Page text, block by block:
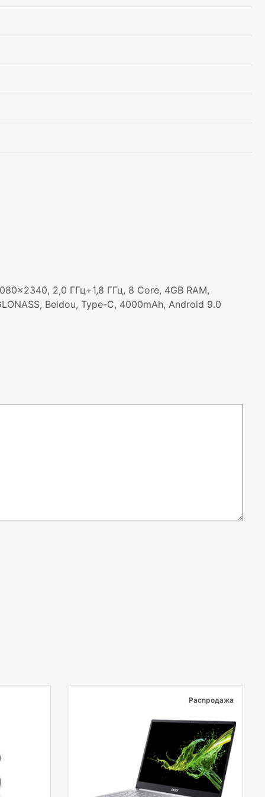
2,0 ГГц+1,8 ГГц, 8 Core, 4GB RAM,
Beidou, Type-C, 4000mAh, Android 9.0
Распродажа